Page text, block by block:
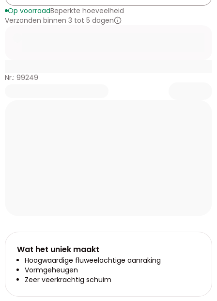
Op voorraadBeperkte hoeveelheid
Verzonden binnen 3 tot 5 dagen
Nr.: 99249
Wat het uniek maakt
Hoogwaardige fluweelachtige aanraking
Vormgeheugen
Zeer veerkrachtig schuim